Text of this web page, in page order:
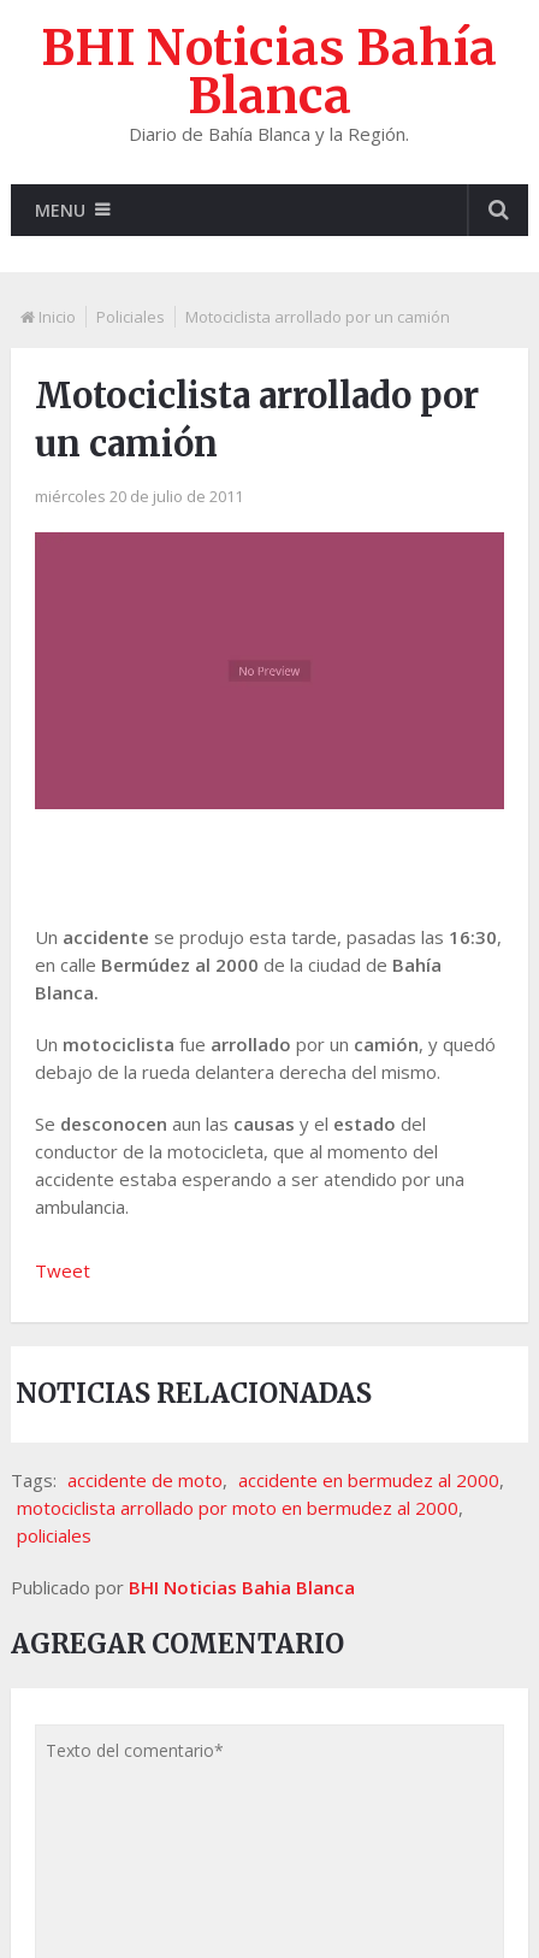
BHI Noticias Bahía
Blanca
Diario de Bahía Blanca y la Región.
MENU
Inicio Policiales Motociclista arrollado por un camión
Motociclista arrollado por
un camión
miércoles 20 de julio de 2011
Un accidente se produjo esta tarde, pasadas las 16:30,
en calle Bermúdez al 2000 de la ciudad de Bahía
Blanca.
Un motociclista fue arrollado por un camión, y quedó
debajo de la rueda delantera derecha del mismo.
Se desconocen aun las causas y el estado del
conductor de la motocicleta, que al momento del
accidente estaba esperando a ser atendido por una
ambulancia.
Tweet
NOTICIAS RELACIONADAS
Tags: accidente de moto, accidente en bermudez al 2000,
motociclista arrollado por moto en bermudez al 2000,
policiales
Publicado por BHI Noticias Bahia Blanca
AGREGAR COMENTARIO